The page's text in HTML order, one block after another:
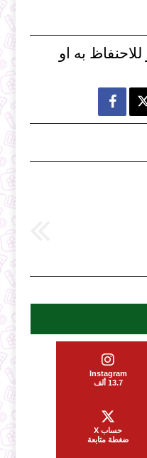
به او

Instagram
13.7 ألف
حساب X
ضغطة متابعة